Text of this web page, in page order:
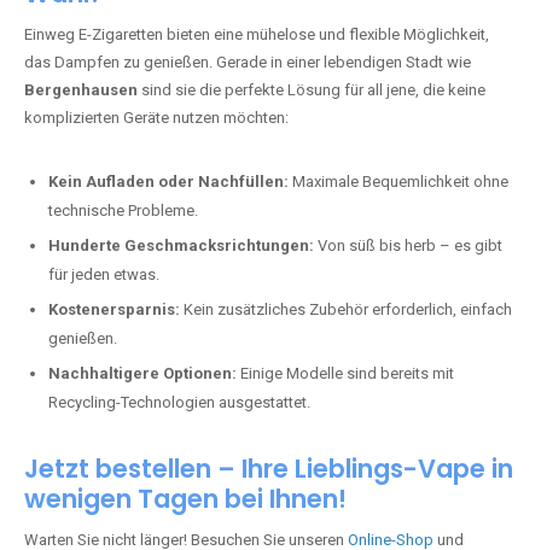
Einweg E-Zigaretten bieten eine mühelose und flexible Möglichkeit,
das Dampfen zu genießen. Gerade in einer lebendigen Stadt wie
Bergenhausen sind sie die perfekte Lösung für all jene, die keine
komplizierten Geräte nutzen möchten:
Kein Aufladen oder Nachfüllen: Maximale Bequemlichkeit ohne
technische Probleme.
Hunderte Geschmacksrichtungen: Von süß bis herb – es gibt
für jeden etwas.
Kostenersparnis: Kein zusätzliches Zubehör erforderlich, einfach
genießen.
Nachhaltigere Optionen: Einige Modelle sind bereits mit
Recycling-Technologien ausgestattet.
Jetzt bestellen – Ihre Lieblings-Vape in
wenigen Tagen bei Ihnen!
Warten Sie nicht länger! Besuchen Sie unseren Online-Shop und